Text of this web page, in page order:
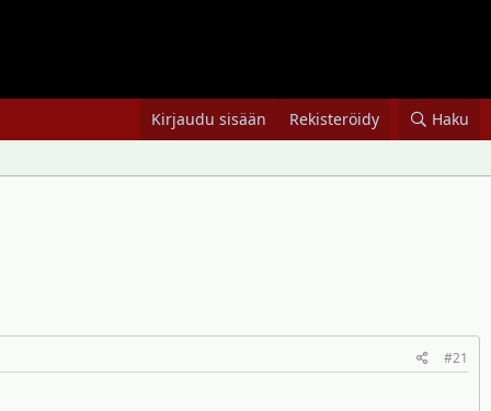
Kirjaudu sisään Rekisteröidy Haku
#21